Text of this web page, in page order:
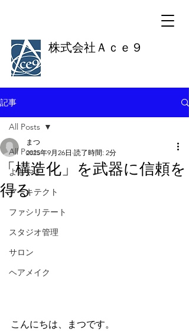
株式会社Ａｃｅ９
記事
All Posts
よもやま
アーキテクト
ファシリテート
スタジオ管理
サロン
ヘアメイク
All Posts
「構造化」を武器に信頼を
得る
まつ
2025年9月26日 読了時間: 2分
こんにちは、まつです。